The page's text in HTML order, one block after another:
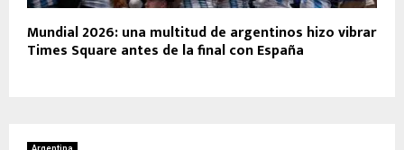
Mundial 2026: una multitud de argentinos hizo vibrar
Times Square antes de la final con España